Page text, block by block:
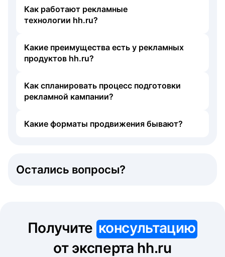
Как работают рекламные
технологии hh.ru?
Какие преимущества есть у рекламных
продуктов hh.ru?
Как спланировать процесс подготовки
рекламной кампании?
Какие форматы продвижения бывают?
Остались вопросы?
Получите консультацию
от эксперта hh.ru